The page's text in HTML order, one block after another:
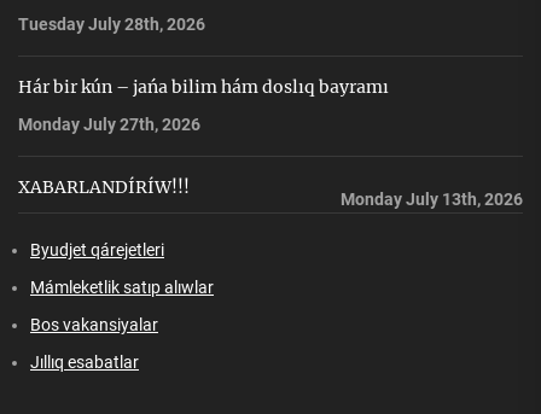
Tuesday July 28th, 2026
Hár bir kún – jańa bilim hám doslıq bayramı
Monday July 27th, 2026
XABARLANDÍRÍW!!!
Monday July 13th, 2026
Byudjet qárejetleri
Mámleketlik satıp alıwlar
Bos vakansiyalar
Jıllıq esabatlar